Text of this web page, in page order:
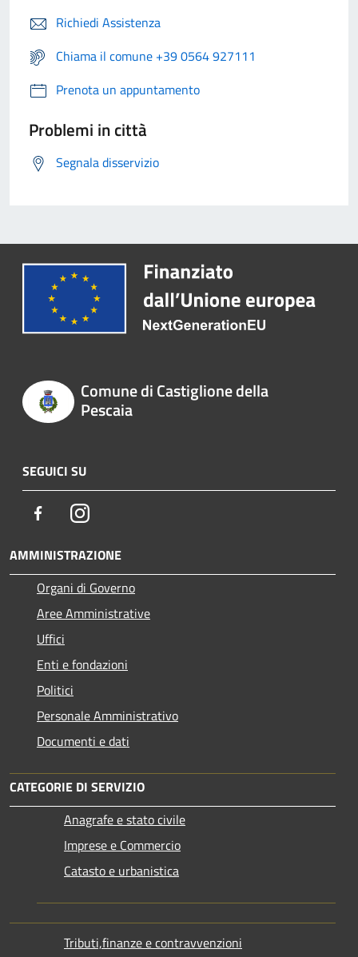
Richiedi Assistenza
Chiama il comune +39 0564 927111
Prenota un appuntamento
Problemi in città
Segnala disservizio
Comune di Castiglione della
Pescaia
SEGUICI SU
FacebookInstagram
AMMINISTRAZIONE
Organi di Governo
Aree Amministrative
Uffici
Enti e fondazioni
Politici
Personale Amministrativo
Documenti e dati
CATEGORIE DI SERVIZIO
Anagrafe e stato civile
Imprese e Commercio
Catasto e urbanistica
Tributi,finanze e contravvenzioni